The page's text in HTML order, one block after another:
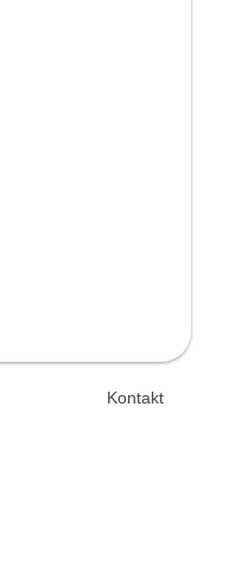
Kontakt
© 2026 Unsertag.de - Ihr